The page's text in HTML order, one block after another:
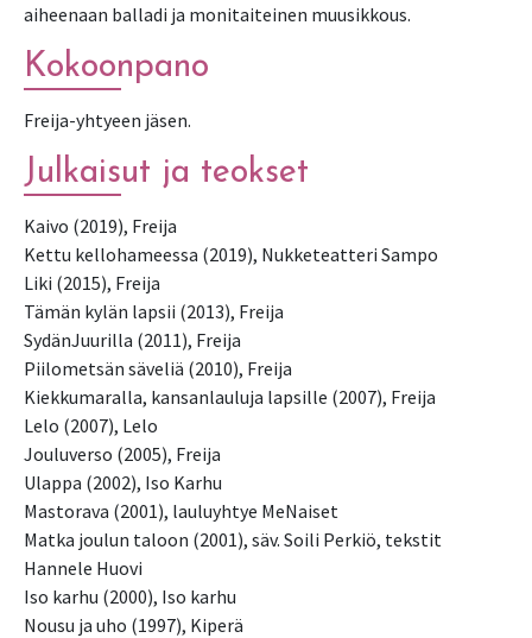
aiheenaan balladi ja monitaiteinen muusikkous.
Kokoonpano
Freija-yhtyeen jäsen.
Julkaisut ja teokset
Kaivo (2019), Freija
Kettu kellohameessa (2019), Nukketeatteri Sampo
Liki (2015), Freija
Tämän kylän lapsii (2013), Freija
SydänJuurilla (2011), Freija
Piilometsän säveliä (2010), Freija
Kiekkumaralla, kansanlauluja lapsille (2007), Freija
Lelo (2007), Lelo
Jouluverso (2005), Freija
Ulappa (2002), Iso Karhu
Mastorava (2001), lauluyhtye MeNaiset
Matka joulun taloon (2001), säv. Soili Perkiö, tekstit
Hannele Huovi
Iso karhu (2000), Iso karhu
Nousu ja uho (1997), Kiperä